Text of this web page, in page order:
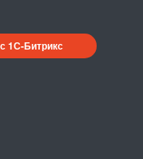
1С-Битрикс